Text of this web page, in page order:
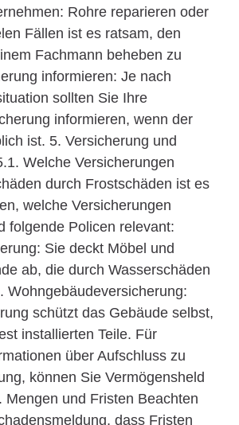
Rohre reparieren oder
Fällen ist es ratsam, den
Fachmann beheben zu
informieren: Je nach
sollten Sie Ihre
informieren, wenn der
ist. 5. Versicherung und
Welche Versicherungen
durch Frostschäden ist es
welche Versicherungen
folgende Policen relevant:
Sie deckt Möbel und
ab, die durch Wasserschäden
Wohngebäudeversicherung:
schützt das Gebäude selbst,
installierten Teile. Für
über Aufschluss zu
können Sie Vermögensheld
Mengen und Fristen Beachten
dass Fristen